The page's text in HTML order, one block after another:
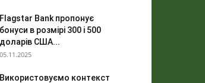
Flagstar Bank пропонує
бонуси в розмірі 300 і 500
доларів США...
05.11.2025
Використовуємо контекст